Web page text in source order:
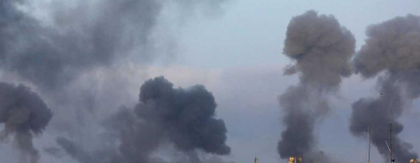
graves envolveu a residência de Sam…
capital da província de Ituri, tornou-se…
Unidos aprovou, no dia 7 de…
em homenagem ao falecido senador Lindsey Graham, foi…